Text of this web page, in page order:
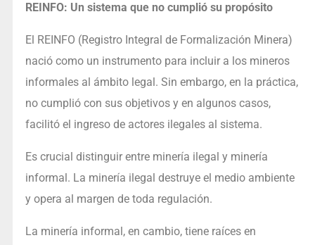
REINFO: Un sistema que no cumplió su propósito
El REINFO (Registro Integral de Formalización Minera)
nació como un instrumento para incluir a los mineros
informales al ámbito legal. Sin embargo, en la práctica,
no cumplió con sus objetivos y en algunos casos,
facilitó el ingreso de actores ilegales al sistema.
Es crucial distinguir entre minería ilegal y minería
informal. La minería ilegal destruye el medio ambiente
y opera al margen de toda regulación.
La minería informal, en cambio, tiene raíces en